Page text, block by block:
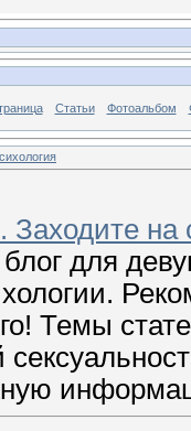
Статьи Фотоальбом
Заходите на
для
Темы